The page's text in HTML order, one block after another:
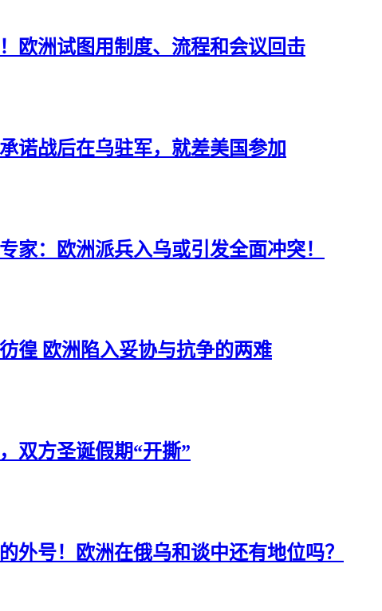
欧洲试图用制度、流程和会议回击
诺战后在乌驻军，就差美国参加
家：欧洲派兵入乌或引发全面冲突！
徨 欧洲陷入妥协与抗争的两难
双方圣诞假期“开撕”
外号！欧洲在俄乌和谈中还有地位吗？